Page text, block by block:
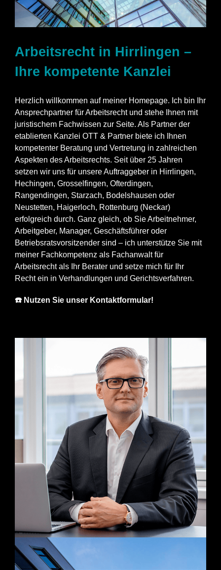
Arbeitsrecht in Hirrlingen –
Ihre kompetente Kanzlei
Herzlich willkommen auf meiner Homepage. Ich bin Ihr
Ansprechpartner für Arbeitsrecht und stehe Ihnen mit
juristischem Fachwissen zur Seite. Als Partner der
etablierten Kanzlei OTT & Partner biete ich Ihnen
kompetenter Beratung und Vertretung in zahlreichen
Aspekten des Arbeitsrechts. Seit über 25 Jahren
setzen wir uns für unsere Auftraggeber in Hirrlingen,
Hechingen, Grosselfingen, Ofterdingen,
Rangendingen, Starzach, Bodelshausen oder
Neustetten, Haigerloch, Rottenburg (Neckar)
erfolgreich durch. Ganz gleich, ob Sie Arbeitnehmer,
Arbeitgeber, Manager, Geschäftsführer oder
Betriebsratsvorsitzender sind – ich unterstütze Sie mit
meiner Fachkompetenz als Fachanwalt für
Arbeitsrecht als Ihr Berater und setze mich für Ihr
Recht ein in Verhandlungen und Gerichtsverfahren.
☎️ Nutzen Sie unser Kontaktformular!